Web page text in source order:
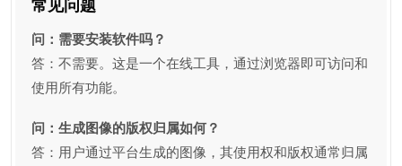
常见问题
问：需要安装软件吗？
答：不需要。这是一个在线工具，通过浏览器即可访问和
使用所有功能。
问：生成图像的版权归属如何？
答：用户通过平台生成的图像，其使用权和版权通常归属